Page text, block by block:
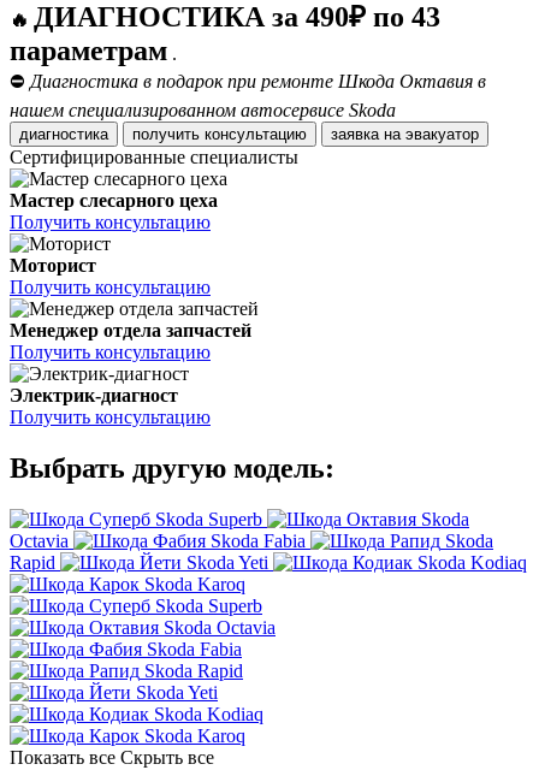
🔥 ДИАГНОСТИКА за 490₽ по 43
параметрам .
⛔ Диагностика в подарок при ремонте Шкода Октавия в
нашем специализированном автосервисе Skoda
диагностика получить консультацию заявка на эвакуатор
Сертифицированные специалисты
Мастер слесарного цеха
Получить консультацию
Моторист
Получить консультацию
Менеджер отдела запчастей
Получить консультацию
Электрик-диагност
Получить консультацию
Выбрать другую модель:
Skoda Superb
Skoda
Octavia
Skoda Fabia
Skoda
Rapid
Skoda Yeti
Skoda Kodiaq
Skoda Karoq
Skoda Superb
Skoda Octavia
Skoda Fabia
Skoda Rapid
Skoda Yeti
Skoda Kodiaq
Skoda Karoq
Показать все Скрыть все